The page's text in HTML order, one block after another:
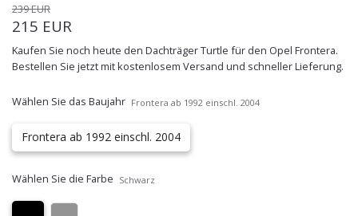
239 EUR
215 EUR
Kaufen Sie noch heute den Dachträger Turtle für den Opel Frontera.
Bestellen Sie jetzt mit kostenlosem Versand und schneller Lieferung.
Wählen Sie das Baujahr Frontera ab 1992 einschl. 2004
Frontera ab 1992 einschl. 2004
Wählen Sie die Farbe Schwarz